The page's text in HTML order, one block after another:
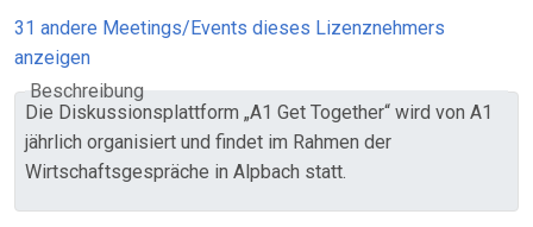
31 andere Meetings/Events dieses Lizenznehmers
anzeigen
Beschreibung
Die Diskussionsplattform „A1 Get Together“ wird von A1
jährlich organisiert und findet im Rahmen der
Wirtschaftsgespräche in Alpbach statt.